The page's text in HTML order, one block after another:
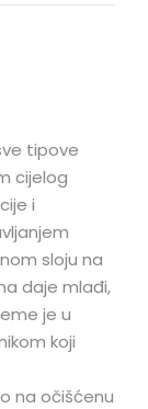
tipove
cijelog
i
sloju na
daje mlađi,
je u
koji
na očišćenu